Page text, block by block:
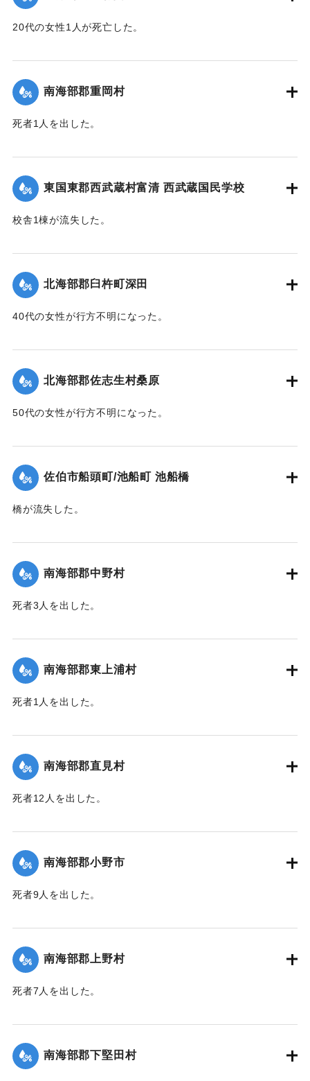
20代の女性1人が死亡した。
｜固有コード: 00481070
南海部郡重岡村
死者1人を出した。
｜固有コード: 00481062
東国東郡西武蔵村富清 西武蔵国民学校
校舎1棟が流失した。
｜固有コード: 00481063
北海部郡臼杵町深田
40代の女性が行方不明になった。
｜固有コード: 00481064
北海部郡佐志生村桑原
50代の女性が行方不明になった。
｜固有コード: 00481065
佐伯市船頭町/池船町 池船橋
橋が流失した。
｜固有コード: 00481066
南海部郡中野村
死者3人を出した。
｜固有コード: 00481058
南海部郡東上浦村
死者1人を出した。
｜固有コード: 00481059
南海部郡直見村
死者12人を出した。
｜固有コード: 00481060
南海部郡小野市
死者9人を出した。
｜固有コード: 00481061
南海部郡上野村
死者7人を出した。
｜固有コード: 00481054
南海部郡下堅田村